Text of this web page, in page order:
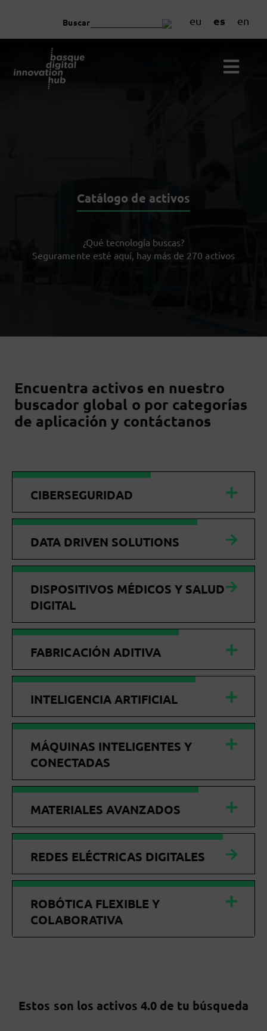
eu es en
Buscar
Catálogo de activos
¿Qué tecnología buscas?
Seguramente esté aquí, hay más de 270 activos
Encuentra activos en nuestro
buscador global o por categorías
de aplicación y contáctanos
CIBERSEGURIDAD
DATA DRIVEN SOLUTIONS
DISPOSITIVOS MÉDICOS Y SALUD
DIGITAL
FABRICACIÓN ADITIVA
INTELIGENCIA ARTIFICIAL
MÁQUINAS INTELIGENTES Y
CONECTADAS
MATERIALES AVANZADOS
REDES ELÉCTRICAS DIGITALES
ROBÓTICA FLEXIBLE Y
COLABORATIVA
Estos son los activos 4.0 de tu búsqueda